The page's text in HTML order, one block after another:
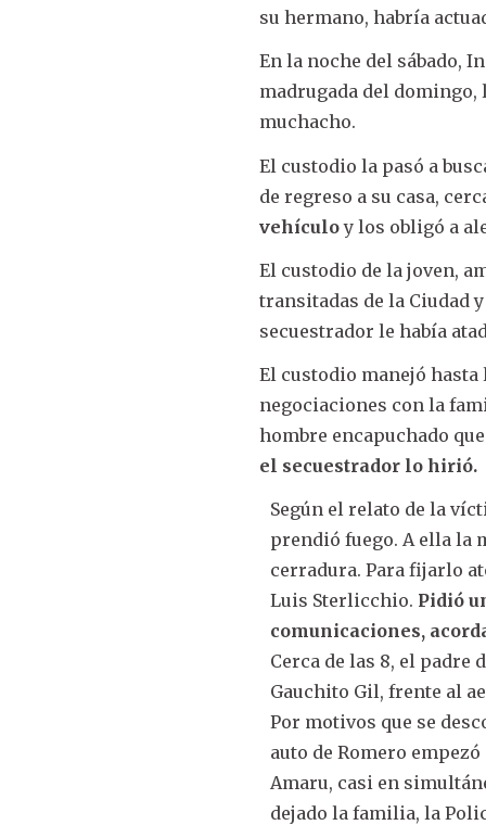
su hermano, habría
En la noche del sábado,
madrugada del
muchacho.
El custodio la pasó a
de regreso a su casa,
vehículoy los obligó a
El custodio de la joven,
transitadas de la Ciudad
secuestrador le había
El custodio manejó
negociaciones con la
hombre encapuchado
el secuestrador lo hirió.
Según el relato de la
prendió fuego. A ella la
cerradura. Para fijarlo
Luis Sterlicchio. Pidió
comunicaciones,
Cerca de las 8, el padre
Gauchito Gil, frente al
Por motivos que se
auto de Romero
Amaru, casi en
dejado la familia, la